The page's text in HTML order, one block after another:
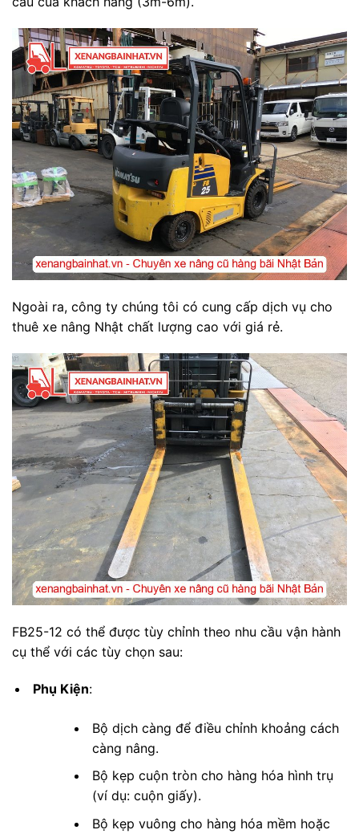
Ngoài ra, công ty chúng tôi có cung cấp dịch vụ cho
thuê xe nâng Nhật chất lượng cao với giá rẻ.
FB25-12 có thể được tùy chỉnh theo nhu cầu vận hành
cụ thể với các tùy chọn sau:
Phụ Kiện:
Bộ dịch càng để điều chỉnh khoảng cách
càng nâng.
Bộ kẹp cuộn tròn cho hàng hóa hình trụ
(ví dụ: cuộn giấy).
Bộ kẹp vuông cho hàng hóa mềm hoặc